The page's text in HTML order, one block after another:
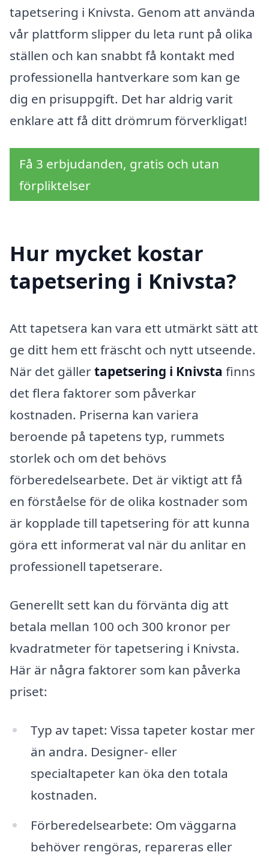
tapetsering i Knivsta. Genom att använda
vår plattform slipper du leta runt på olika
ställen och kan snabbt få kontakt med
professionella hantverkare som kan ge
dig en prisuppgift. Det har aldrig varit
enklare att få ditt drömrum förverkligat!
Få 3 erbjudanden, gratis och utan
förpliktelser
Hur mycket kostar
tapetsering i Knivsta?
Att tapetsera kan vara ett utmärkt sätt att
ge ditt hem ett fräscht och nytt utseende.
När det gällertapetsering i Knivsta finns
det flera faktorer som påverkar
kostnaden. Priserna kan variera
beroende på tapetens typ, rummets
storlek och om det behövs
förberedelsearbete. Det är viktigt att få
en förståelse för de olika kostnader som
är kopplade till tapetsering för att kunna
göra ett informerat val när du anlitar en
professionell tapetserare.
Generellt sett kan du förvänta dig att
betala mellan 100 och 300 kronor per
kvadratmeter för tapetsering i Knivsta.
Här är några faktorer som kan påverka
priset:
Typ av tapet: Vissa tapeter kostar mer
än andra. Designer- eller
specialtapeter kan öka den totala
kostnaden.
Förberedelsearbete: Om väggarna
behöver rengöras, repareras eller